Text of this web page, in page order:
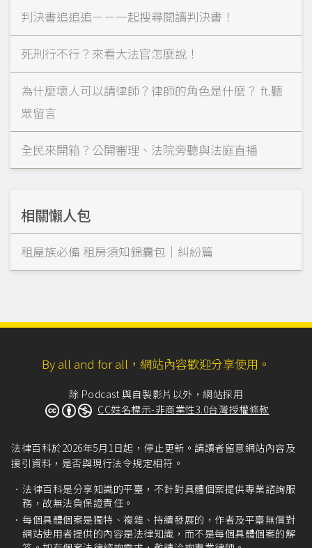
判決書追追追－－一起搜尋閱讀判決書！
死刑行不行？來看大法官怎麼說！
為什麼壞人可以請律師？律師的角色是什麼？ ft.聽
眾留言
全民來開箱？公開審理、法院旁聽與法庭直播
相關懶人包
租屋族必備 租房須知錦囊包｜糾紛篇
By all and for all，網站內容歡迎分享使用。
除 Podcast 與自製影片以外，網站採用
CC姓名標示-非商業性3.0台灣授權條款
法律百科於2026年5月1日起，停止更新。請讀者留意網站內容及
援引資料，是否與現行法令規定相符。
法律百科是分享知識的平臺，不針對具體個案提供專業諮詢服
務，故無法負保證責任。
每個具體個案是獨特、複雜、持續發展的，作者及平臺無償對
網站使用者提供的內容是法律知識，而不是每個具體個案的解